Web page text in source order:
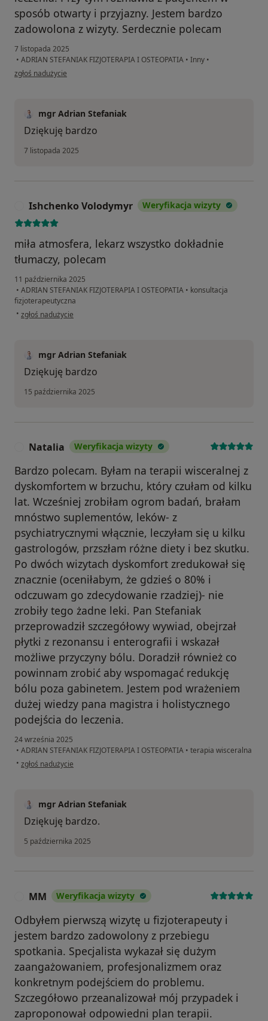
sposób otwarty i przyjazny. Jestem bardzo
zadowolona z wizyty. Serdecznie polecam
7 listopada 2025
• ADRIAN STEFANIAK FIZJOTERAPIA I OSTEOPATIA • Inny •
w opinii użytkownika SB
zgłoś nadużycie
mgr Adrian Stefaniak
Dziękuję bardzo
7 listopada 2025
Ishchenko Volodymyr Weryfikacja wizyty
miła atmosfera, lekarz wszystko dokładnie
tłumaczy, polecam
11 października 2025
• ADRIAN STEFANIAK FIZJOTERAPIA I OSTEOPATIA • konsultacja
fizjoterapeutyczna
• w opinii użytkownika Ishchenko Volodymyr
zgłoś nadużycie
mgr Adrian Stefaniak
Dziękuję bardzo
15 października 2025
Natalia Weryfikacja wizyty
Bardzo polecam. Byłam na terapii wisceralnej z
dyskomfortem w brzuchu, który czułam od kilku
lat. Wcześniej zrobiłam ogrom badań, brałam
mnóstwo suplementów, leków- z
psychiatrycznymi włącznie, leczyłam się u kilku
gastrologów, przszłam różne diety i bez skutku.
Po dwóch wizytach dyskomfort zredukował się
znacznie (oceniłabym, że gdzieś o 80% i
odczuwam go zdecydowanie rzadziej)- nie
zrobiły tego żadne leki. Pan Stefaniak
przeprowadził szczegółowy wywiad, obejrzał
płytki z rezonansu i enterografii i wskazał
możliwe przyczyny bólu. Doradził również co
powinnam zrobić aby wspomagać redukcję
bólu poza gabinetem. Jestem pod wrażeniem
dużej wiedzy pana magistra i holistycznego
podejścia do leczenia.
24 września 2025
• ADRIAN STEFANIAK FIZJOTERAPIA I OSTEOPATIA • terapia wisceralna
• w opinii użytkownika Natalia
zgłoś nadużycie
mgr Adrian Stefaniak
Dziękuję bardzo.
5 października 2025
MM Weryfikacja wizyty
Odbyłem pierwszą wizytę u fizjoterapeuty i
jestem bardzo zadowolony z przebiegu
spotkania. Specjalista wykazał się dużym
zaangażowaniem, profesjonalizmem oraz
konkretnym podejściem do problemu.
Szczegółowo przeanalizował mój przypadek i
zaproponował odpowiedni plan terapii.